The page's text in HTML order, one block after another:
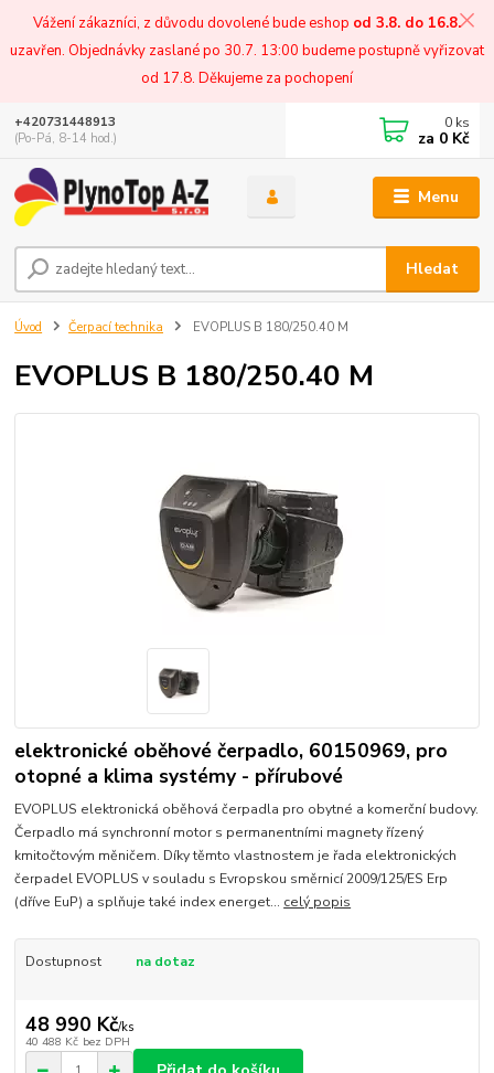
Vážení zákazníci, z důvodu dovolené bude eshop od 3.8. do 16.8.
uzavřen. Objednávky zaslané po 30.7. 13:00 budeme postupně vyřizovat
od 17.8. Děkujeme za pochopení
Menu
Hledat
+420731448913
(Po-Pá, 8-14 hod.)
0 ks
za 0 Kč
Úvod Čerpací technika EVOPLUS B 180/250.40 M
EVOPLUS B 180/250.40 M
elektronické oběhové čerpadlo, 60150969, pro
otopné a klima systémy - přírubové
EVOPLUS elektronická oběhová čerpadla pro obytné a komerční budovy.
Čerpadlo má synchronní motor s permanentními magnety řízený
kmitočtovým měničem. Díky těmto vlastnostem je řada elektronických
čerpadel EVOPLUS v souladu s Evropskou směrnicí 2009/125/ES Erp
(dříve EuP) a splňuje také index energet... celý popis
Dostupnost na dotaz
48 990 Kč/ks
40 488 Kč bez DPH